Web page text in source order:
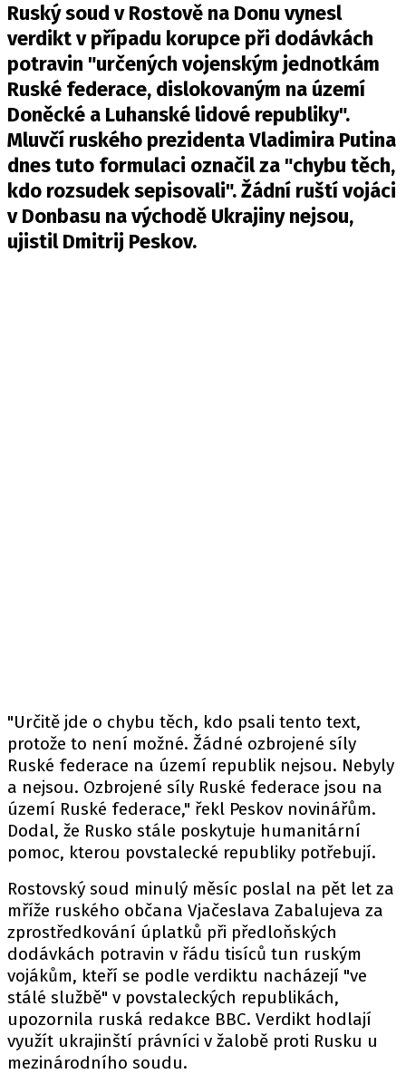
INZERCE
OSOBNÍ ÚDAJE / COOKIES
VOLNÁ MÍSTA
Provozovatelem serveru newsbox.cz je
INCORP MEDIA GROUP s.r.o., IČ: 118 23 054
Ruský soud v Rostově na Donu vynesl
verdikt v případu korupce při dodávkách
potravin "určených vojenským jednotkám
Ruské federace, dislokovaným na území
Doněcké a Luhanské lidové republiky".
Mluvčí ruského prezidenta Vladimira Putina
dnes tuto formulaci označil za "chybu těch,
kdo rozsudek sepisovali". Žádní ruští vojáci
v Donbasu na východě Ukrajiny nejsou,
ujistil Dmitrij Peskov.
"Určitě jde o chybu těch, kdo psali tento text,
protože to není možné. Žádné ozbrojené síly
Ruské federace na území republik nejsou. Nebyly
a nejsou. Ozbrojené síly Ruské federace jsou na
území Ruské federace," řekl Peskov novinářům.
Dodal, že Rusko stále poskytuje humanitární
pomoc, kterou povstalecké republiky potřebují.
Rostovský soud minulý měsíc poslal na pět let za
mříže ruského občana Vjačeslava Zabalujeva za
zprostředkování úplatků při předloňských
dodávkách potravin v řádu tisíců tun ruským
vojákům, kteří se podle verdiktu nacházejí "ve
stálé službě" v povstaleckých republikách,
upozornila ruská redakce BBC. Verdikt hodlají
využít ukrajinští právníci v žalobě proti Rusku u
mezinárodního soudu.